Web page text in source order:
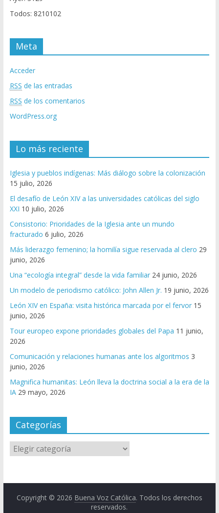
Todos: 8210102
Meta
Acceder
RSS de las entradas
RSS de los comentarios
WordPress.org
Lo más reciente
Iglesia y pueblos indígenas: Más diálogo sobre la colonización
15 julio, 2026
El desafío de León XIV a las universidades católicas del siglo
XXI 10 julio, 2026
Consistorio: Prioridades de la Iglesia ante un mundo
fracturado 6 julio, 2026
Más liderazgo femenino; la homilía sigue reservada al clero 29
junio, 2026
Una “ecología integral” desde la vida familiar 24 junio, 2026
Un modelo de periodismo católico: John Allen Jr. 19 junio, 2026
León XIV en España: visita histórica marcada por el fervor 15
junio, 2026
Tour europeo expone prioridades globales del Papa 11 junio,
2026
Comunicación y relaciones humanas ante los algoritmos 3
junio, 2026
Magnifica humanitas: León lleva la doctrina social a la era de la
IA 29 mayo, 2026
Categorías
Copyright © 2026 Buena Voz Católica. Todos los derechos
reservados.